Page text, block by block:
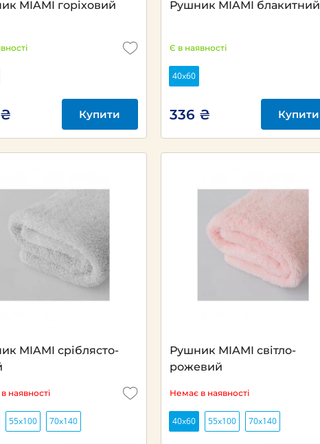
MIAMI горіховий
Купити
Рушник MIAMI блакитний
Є в наявності
40х60
336 ₴ Купити
MIAMI сріблясто-
наявності
55x100 70x140
Рушник MIAMI світло-
рожевий
Немає в наявності
40х60 55x100 70x140